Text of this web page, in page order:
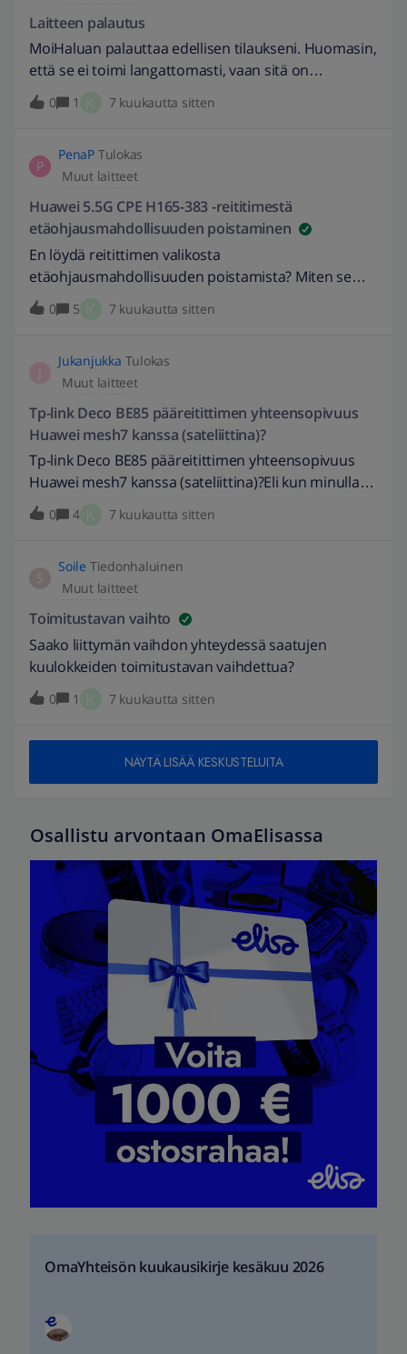
Laitteen palautus
MoiHaluan palauttaa edellisen tilaukseni. Huomasin,
että se ei toimi langattomasti, vaan sitä on
käytettävä sähköllä. Tämä tilaus on erittäin painava
ja minun on vaikea palauttaa sitä. Posti toi sen
otsikkoa kuvaavammaksi. -Burnett
0 1 7 kuukautta sitten
P
PenaP Tulokas
Muut laitteet
Huawei 5.5G CPE H165-383 -reititimestä
etäohjausmahdollisuuden poistaminen
En löydä reitittimen valikosta
etäohjausmahdollisuuden poistamista? Miten se
tehdään?Sehän on yksi tärkeimmistä
asetuksista! EDIT: 5.1.2026 // Muokattu otsikkoa
0 5 7 kuukautta sitten
Jukanjukka Tulokas
Muut laitteet
Tp-link Deco BE85 pääreitittimen yhteensopivuus
Huawei mesh7 kanssa (sateliittina)?
Tp-link Deco BE85 pääreitittimen yhteensopivuus
Huawei mesh7 kanssa (sateliittina)?Eli kun minulla
on entuudestaan kolme Huawei mesh7 laitetta ja
nyt ostin TP-link Decon BE85 reitittimen, jonka
sateliiteiksi ??? Elisan myyjä kehui ostotilanteessa,
että ne toimivat saumattomasti yhdessä, kunhan
vain yhdistää ne normaalisti toisiinsa.Jaaha, eipä
vain tahdo onnistua, mikä neuvoksi ???
0 4 7 kuukautta sitten
S
Soile Tiedonhaluinen
Muut laitteet
Toimitustavan vaihto
Saako liittymän vaihdon yhteydessä saatujen
kuulokkeiden toimitustavan vaihdettua?
0 1 7 kuukautta sitten
NÄYTÄ LISÄÄ KESKUSTELUITA
Osallistu arvontaan OmaElisassa
OmaYhteisön kuukausikirje kesäkuu 2026